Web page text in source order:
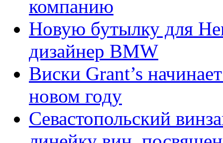
компанию
Новую бутылку для
дизайнер BMW
Виски Grant’s
новом году
Севастопольский